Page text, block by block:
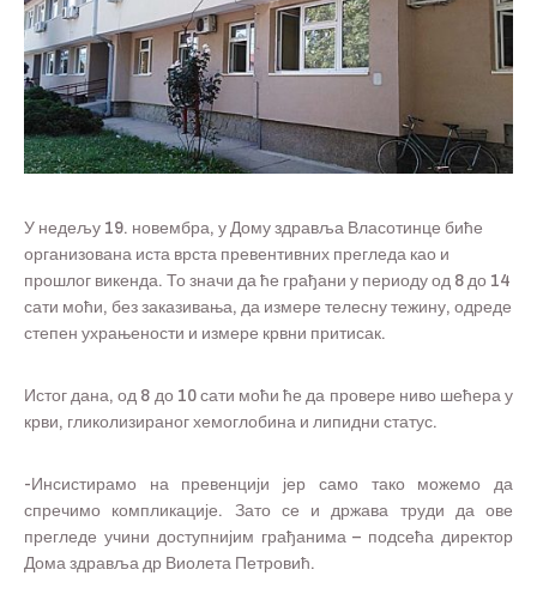
У недељу 19. новембра, у Дому здравља Власотинце биће
организована иста врста превентивних прегледа као и
прошлог викенда. То значи да ће грађани у периоду од 8 до 14
сати моћи, без заказивања, да измере телесну тежину, одреде
степен ухрањености и измере крвни притисак.
Истог дана, од 8 до 10 сати моћи ће да провере ниво шећера у
крви, гликолизираног хемоглобина и липидни статус.
-Инсистирамо на превенцији јер само тако можемо да
спречимо компликације. Зато се и држава труди да ове
прегледе учини доступнијим грађанима – подсећа директор
Дома здравља др Виолета Петровић.